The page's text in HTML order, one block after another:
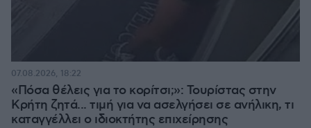
«Πόσα θέλεις για το κορίτσι;»: Τουρίστας στην
Κρήτη ζητά... τιμή για να ασελγήσει σε ανήλικη, τι
καταγγέλλει ο ιδιοκτήτης επιχείρησης
07.08.2026, 18:22